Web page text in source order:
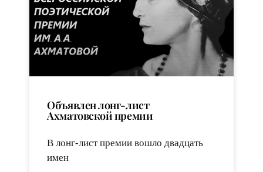
Объявлен лонг-лист
Ахматовской премии
В лонг-лист премии вошло двадцать
имен